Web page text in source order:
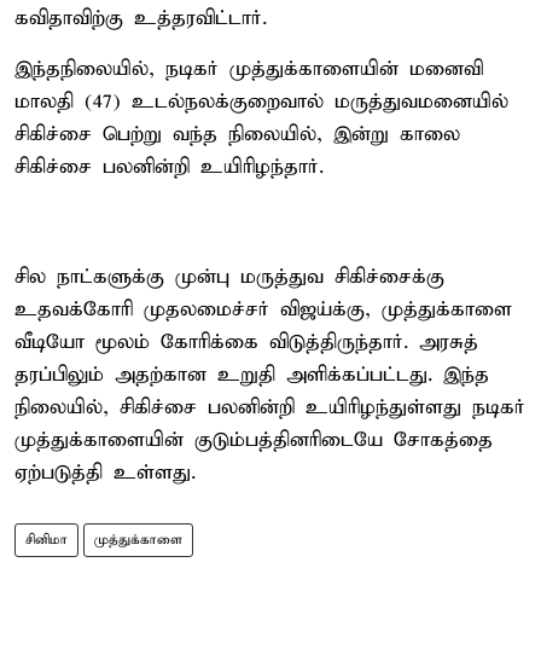
கவிதாவிற்கு உத்தரவிட்டார்.
இந்தநிலையில், நடிகர் முத்துக்காளையின் மனைவி
மாலதி (47) உடல்நலக்குறைவால் மருத்துவமனையில்
சிகிச்சை பெற்று வந்த நிலையில், இன்று காலை
சிகிச்சை பலனின்றி உயிரிழந்தார்.
சில நாட்களுக்கு முன்பு மருத்துவ சிகிச்சைக்கு
உதவக்கோரி முதலமைச்சர் விஜய்க்கு, முத்துக்காளை
வீடியோ மூலம் கோரிக்கை விடுத்திருந்தார். அரசுத்
தரப்பிலும் அதற்கான உறுதி அளிக்கப்பட்டது. இந்த
நிலையில், சிகிச்சை பலனின்றி உயிரிழந்துள்ளது நடிகர்
முத்துக்காளையின் குடும்பத்தினரிடையே சோகத்தை
ஏற்படுத்தி உள்ளது.
சினிமா முத்துக்காளை